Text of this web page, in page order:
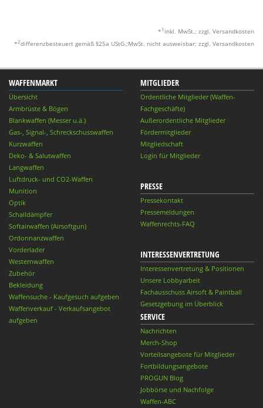
* 1 inkl. MwSt.; zzgl. Versandkosten
*2differenzbesteuert gemäß §25a UStG.;MwSt. nicht ausweisbar; zzgl. Versandkosten
WAFFENMARKT
Übersicht
Armbrüste & Bögen
Blankwaffen (Messer u.ä.)
Gas-, Signal-, Schreckschusswaffen
Kurzwaffen
Deko- & Salutwaffen
Langwaffen
Luftdruck- und CO2-Waffen
Munition
Optik
Schalldämpfer
Softairwaffen (Airsoftgun)
Ordonnanzwaffen
Vorderlader
Westernwaffen
Zubehör
Bekleidung
Waffensuche - Kaufgesuch aufgeben
Waffenverkauf - Verkaufsangebot
aufgeben
MITGLIEDER
Ordentliche Mitglieder (Waffen-
Fachgeschäfte)
Außerordentliche Mitglieder
Fördermitglieder
Mitgliedschaft
Login für Mitglieder
PRESSE
Pressekontakt
Pressemeldungen
Waffenrechts-FAQ
INTERESSENVERTRETUNG
Interessenvertretung & Positionen
Unsere Lobbyarbeit
Fachausschuss Airsoft & Paintball
Gesetzgebung im Überblick
SERVICE
Nachrichten
Merch-Shop
Vorteilsangebote für Mitglieder
Fortbildungsangebote
PROGUN Blog
Jobbörse und Nachfolge
Waffen-ABC